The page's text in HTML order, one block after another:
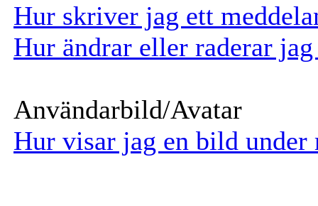
Hur skriver jag ett
Hur ändrar eller raderar
Användarbild/Avatar
Hur visar jag en bild under